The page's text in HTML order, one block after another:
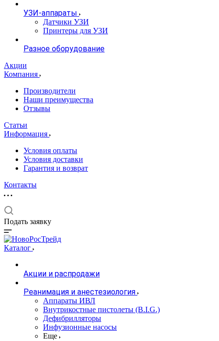
УЗИ-аппараты
Датчики УЗИ
Принтеры для УЗИ
Разное оборудование
Акции
Компания
Производители
Наши преимущества
Отзывы
Статьи
Информация
Условия оплаты
Условия доставки
Гарантия и возврат
Контакты
Подать заявку
Каталог
Акции и распродажи
Реанимация и анестезиология
Аппараты ИВЛ
Внутрикостные пистолеты (B.I.G.)
Дефибрилляторы
Инфузионные насосы
Еще